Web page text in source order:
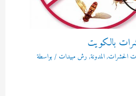
بالكويت
الحشرات,المدونة, رش مبيدات / بواسطة